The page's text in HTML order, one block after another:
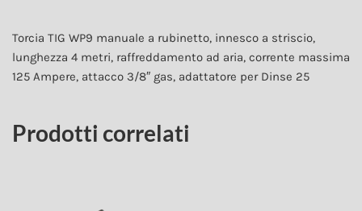
Torcia TIG WP9 manuale a rubinetto, innesco a striscio,
lunghezza 4 metri, raffreddamento ad aria, corrente massima
125 Ampere, attacco 3/8″ gas, adattatore per Dinse 25
Prodotti correlati